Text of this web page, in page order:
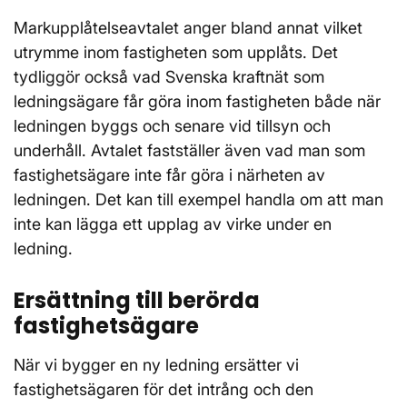
Markupplåtelseavtalet anger bland annat vilket
utrymme inom fastigheten som upplåts. Det
tydliggör också vad Svenska kraftnät som
ledningsägare får göra inom fastigheten både när
ledningen byggs och senare vid tillsyn och
underhåll. Avtalet fastställer även vad man som
fastighetsägare inte får göra i närheten av
ledningen. Det kan till exempel handla om att man
inte kan lägga ett upplag av virke under en
ledning.
Ersättning till berörda
fastighetsägare
När vi bygger en ny ledning ersätter vi
fastighetsägaren för det intrång och den